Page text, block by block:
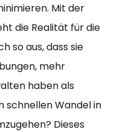
Mit der
die Realität für die
so aus, dass sie
mehr
haben als
schnellen Wandel in
Dieses